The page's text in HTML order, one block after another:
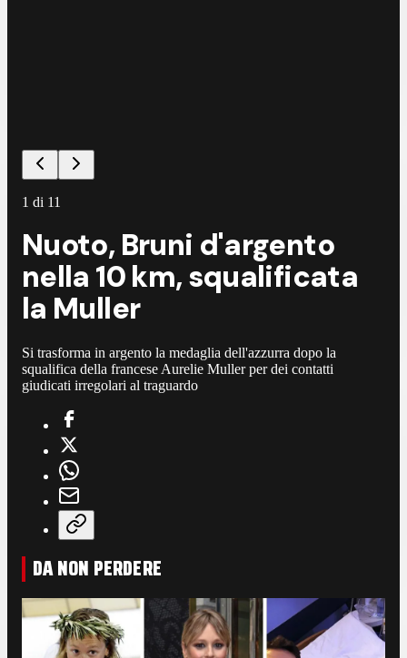
1 di 11
Nuoto, Bruni d'argento
nella 10 km, squalificata
la Muller
Si trasforma in argento la medaglia dell'azzurra dopo la
squalifica della francese Aurelie Muller per dei contatti
giudicati irregolari al traguardo
DA NON PERDERE